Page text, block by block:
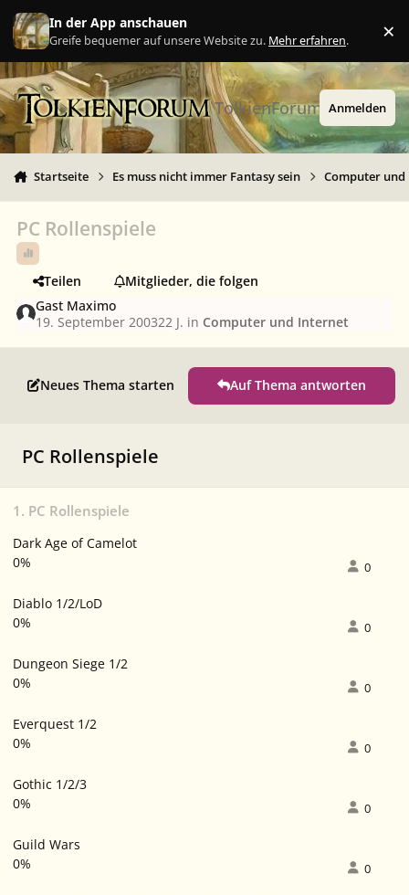
Zu Inhalt springen
In der App anschauen
Greife bequemer auf unsere Website zu. Mehr erfahren. ×
TolkienForum Anmelden
Startseite Es muss nicht immer Fantasy sein Computer
PC Rollenspiele
Teilen
Mitglieder, die folgen
Gast Maximo
19. September 200322 J. in Computer und Internet
Neues Thema starten Auf Thema antworten
PC Rollenspiele
1. PC Rollenspiele
Dark Age of Camelot
0%
0
Diablo 1/2/LoD
0%
0
Dungeon Siege 1/2
0%
0
Everquest 1/2
0%
0
Gothic 1/2/3
0%
0
Guild Wars
0%
0